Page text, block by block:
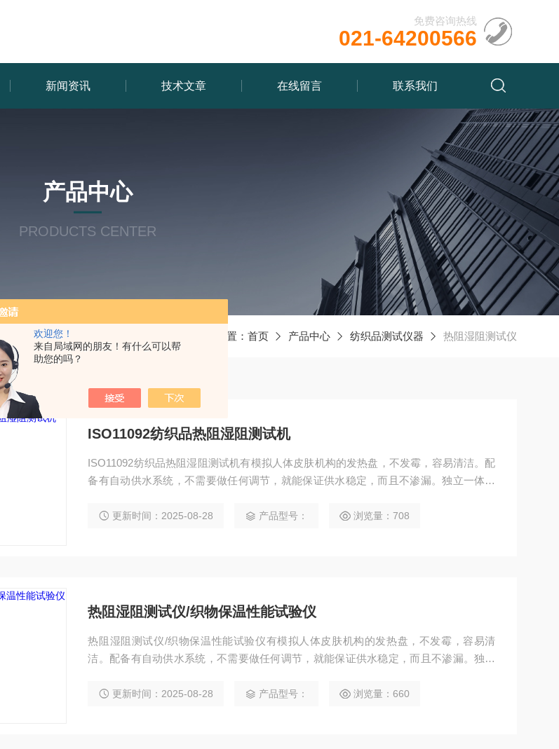
欢迎您！
来自局域网的朋友！有什么可以帮
助您的吗？
免费咨询热线
021-64200566
新闻资讯 技术文章 在线留言 联系我们
产品中心
PRODUCTS CENTER
当前位置： 首页 产品中心 纺织品测试仪器 热阻湿阻测试仪
ISO11092纺织品热阻湿阻测试机
ISO11092纺织品热阻湿阻测试机有模拟人体皮肤机构的发热盘，不发霉，容易清洁。配
备有自动供水系统，不需要做任何调节，就能保证供水稳定，而且不渗漏。独立一体化
而且减少用户负担。风道结构可以简单拆卸下来，可以外接风罩，满足无风速的静态测
更新时间：2025-08-28 产品型号： 浏览量：708
热阻湿阻测试仪/织物保温性能试验仪
热阻湿阻测试仪/织物保温性能试验仪有模拟人体皮肤机构的发热盘，不发霉，容易清
洁。配备有自动供水系统，不需要做任何调节，就能保证供水稳定，而且不渗漏。独立
修校准而且减少用户负担。风道结构可以简单拆卸下来，可以外接风罩，满足无风速的
更新时间：2025-08-28 产品型号： 浏览量：660